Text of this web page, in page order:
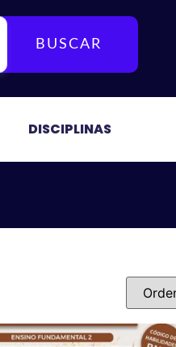
BUSCAR
DISCIPLINAS